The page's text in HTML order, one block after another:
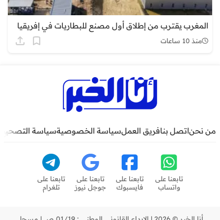
المغرب يقترب من إطلاق أول مصنع للبطاريات في إفريقيا
منذ 10 ساعات
من نحناتصل بنافريق العملسياسة الخصوصيةسياسة التصحيح
تابعنا على
واتساب
تابعنا على
فايسبوك
تابعنا على
جوجل نيوز
تابعنا على
تلغرام